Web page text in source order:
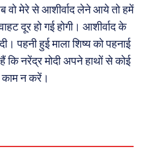
Search
वो मेरे से आशीर्वाद लेने आये तो हमें
दूर हो गई होगी। आशीर्वाद के
पहनी हुई माला शिष्य को पहनाई
कि नरेंद्र मोदी अपने हाथों से कोई
न करें।